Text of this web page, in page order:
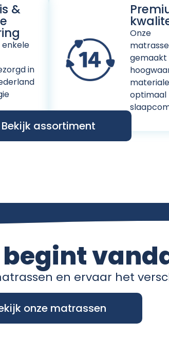
&
enkele
in
Onze
gemaakt
optimaal
Bekijk assortiment
en ervaar het
onze matrassen